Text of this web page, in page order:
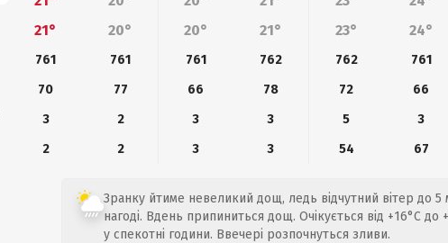
21°
20° 20° 21° 23° 24°
761 761 761 762 762 761
70
77 66 78 72 66
3
2 3 3 5 3
2
2 3 3 54 67
Зранку йтиме невеликий дощ, ледь відчутний вітер до 5
нагоді. Вдень припиниться дощ. Очікується від +16°C до
у спекотні години. Ввечері розпочнуться зливи.